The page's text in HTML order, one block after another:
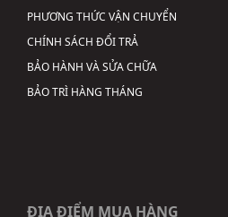
PHƯƠNG THỨC VẬN CHUYỂN
CHÍNH SÁCH ĐỔI TRẢ
BẢO HÀNH VÀ SỬA CHỮA
BẢO TRÌ HÀNG THÁNG
ĐỊA ĐIỂM MUA HÀNG